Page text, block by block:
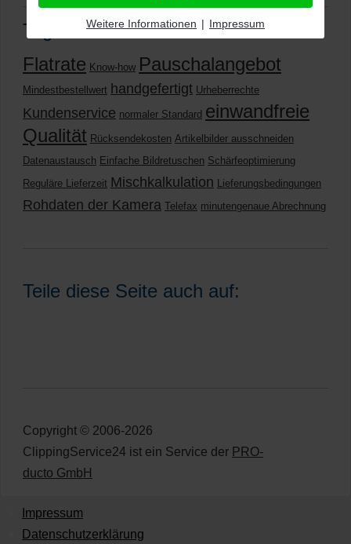
Tags
Flatrate Know-how Pauschalangebot
Mindestbestellwert handgefertigt Urheberrechte
Kundenservice normaler Standard einwandfreie
Qualität Rücksendekosten Artikelbilder ausschneiden
Datenaustausch Einfache Bildretuschen Schärfeoptimierung
Reguläre Lieferzeit Mischkalkulation Lieferungsbedingungen
Rohdaten der Kamera Telefax minutengenaue Abrechnung
Teile diese Seite auch auf:
Copyright © 2006-2026
ClippingService24 ist ein Service der PRO-
ducto GmbH
Impressum
Datenschutzerklärung
Weitere Informationen | Impressum